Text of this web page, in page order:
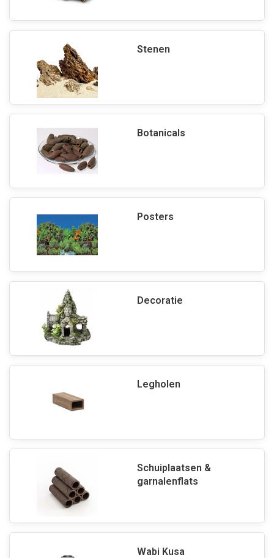
Stenen
Botanicals
Posters
Decoratie
Legholen
Schuiplaatsen &
garnalenflats
Wabi Kusa